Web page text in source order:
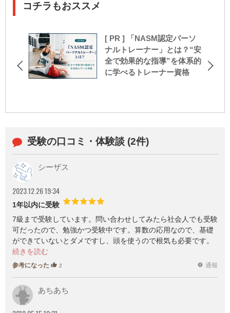
コチラもおススメ
[ PR ] 「NASM認定パーソ
ナルトレーナー」とは？“安
全で効果的な指導”を体系的
に学べるトレーナー資格
受験の口コミ・体験談 (2件)
シーザス
2023.12.26 19:34
1年以内に受験
7級まで受験しています。問い合わせしてみたら社会人でも受験
可だったので、勉強かつ受験中です。算数の応用なので、基礎
ができていないとダメですし、頭を使うので根気も必要です。
それだけに合格したときには充実感があります。基礎に飽きて
しまった人にオススメの資格です。
参考になった thumb_up 2 report 通報
あちあち